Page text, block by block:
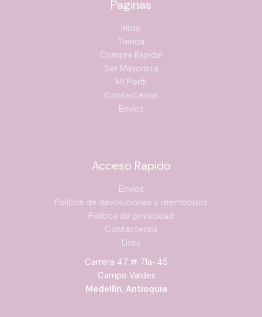
Paginas
Inicio
Tienda
Compra Rapida!
Ser Mayorista
Mi Perfil
Contactenos
Envios
Acceso Rapido
Envios
Política de devoluciones y reembolsos
Política de privacidad
Contactenos
Links
Carrera 47 # 71a-45
Campo Valdes
Medellín, Antioquia